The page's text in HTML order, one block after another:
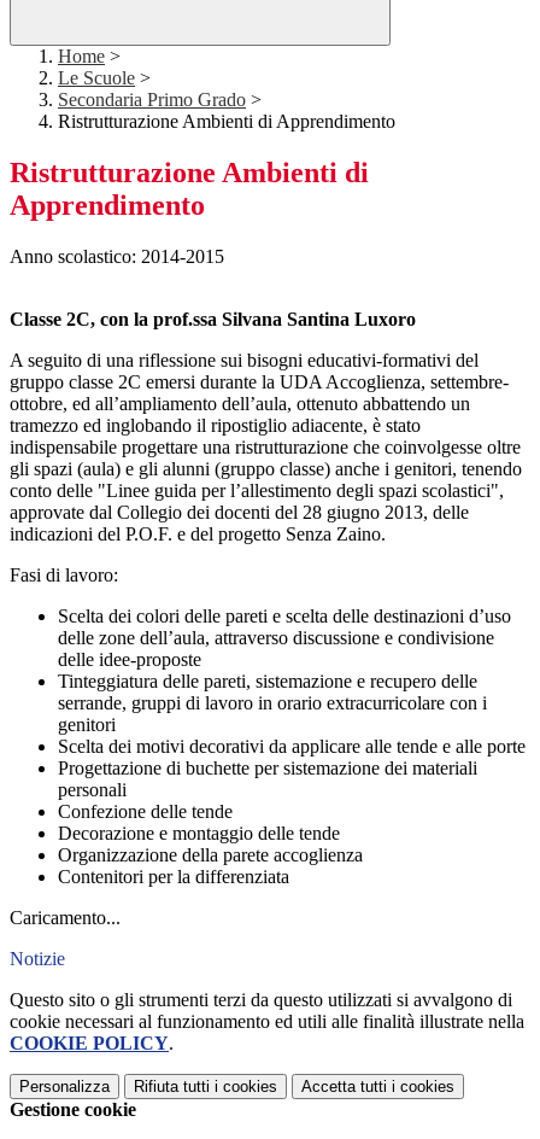
Home >
Le Scuole >
Secondaria Primo Grado >
Ristrutturazione Ambienti di Apprendimento
Ristrutturazione Ambienti di
Apprendimento
Anno scolastico: 2014-2015
Classe 2C, con la prof.ssa Silvana Santina Luxoro
A seguito di una riflessione sui bisogni educativi-formativi del
gruppo classe 2C emersi durante la UDA Accoglienza, settembre-
ottobre, ed all’ampliamento dell’aula, ottenuto abbattendo un
tramezzo ed inglobando il ripostiglio adiacente, è stato
indispensabile progettare una ristrutturazione che coinvolgesse oltre
gli spazi (aula) e gli alunni (gruppo classe) anche i genitori, tenendo
conto delle "Linee guida per l’allestimento degli spazi scolastici",
approvate dal Collegio dei docenti del 28 giugno 2013, delle
indicazioni del P.O.F. e del progetto Senza Zaino.
Fasi di lavoro:
Scelta dei colori delle pareti e scelta delle destinazioni d’uso
delle zone dell’aula, attraverso discussione e condivisione
delle idee-proposte
Tinteggiatura delle pareti, sistemazione e recupero delle
serrande, gruppi di lavoro in orario extracurricolare con i
genitori
Scelta dei motivi decorativi da applicare alle tende e alle porte
Progettazione di buchette per sistemazione dei materiali
personali
Confezione delle tende
Decorazione e montaggio delle tende
Organizzazione della parete accoglienza
Contenitori per la differenziata
Caricamento...
Notizie
Questo sito o gli strumenti terzi da questo utilizzati si avvalgono di
cookie necessari al funzionamento ed utili alle finalità illustrate nella
COOKIE POLICY.
Personalizza Rifiuta tutti i cookies Accetta tutti i cookies
Gestione cookie